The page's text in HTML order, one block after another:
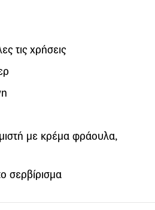
τις χρήσεις
με κρέμα φράουλα,
σερβίρισμα